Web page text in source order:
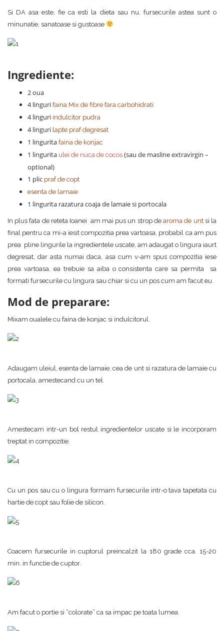
Si DA asa este, fie ca esti la dieta sau nu, fursecurile astea sunt o
minunatie, sanatoase si gustoase
Ingrediente:
2 oua
4 linguri faina Mix de fibre fara carbohidrati
4 linguri indulcitor pudra
4 linguri lapte praf degresat
1 lingurita faina de konjac
1 lingurita ulei de nuca de cocos (sau de masline extravirgin –
optional)
1 plic praf de copt
esenta de lamaie
1 lingurita razatura coaja de lamaie si portocala
In plus fata de reteta Ioanei am mai pus un strop dearoma de untsi la
final pentru ca mi-a iesit compozitia prea vartoasa, probabil ca am pus
prea pline lingurile la ingredientele uscate, am adaugat o lingura iaurt
degresat, dar asta numai daca, asa cum v-am spus compozitia iese
prea vartoasa, ea trebuie sa aiba o consistenta care sa permita sa
formati fursecurile cu lingura sau chiar si cu un pos cum am facut eu.
Mod de preparare:
Mixam oualele cu faina de konjac si indulcitorul.
Adaugam uleiul, esenta de lamaie, cea de unt si razatura de lamaie cu
portocala, amestecand cu un tel.
Amestecam intr-un bol restul ingredientelor uscate si le incorporam
treptat in compozitie.
Cu un pos sau cu o lingura formam fursecurile intr-o tava tapetata cu
hartie de copt sau folie de silicon.
Coacem fursecurile in cuptorul preincalzit la 180 grade cca. 15-20
min. in functie de cuptor.
Am facut o portie si “colorate” ca sa impac pe toata lumea.